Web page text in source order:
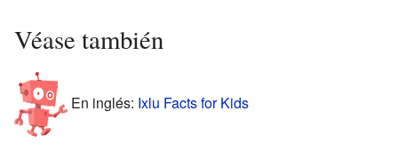
Véase también
En inglés: Ixlu Facts for Kids